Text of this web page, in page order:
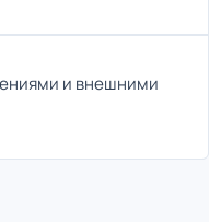
и внешними